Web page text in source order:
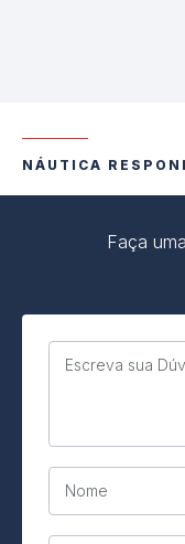
NÁUTICA
Faça
Escreva sua
Nome